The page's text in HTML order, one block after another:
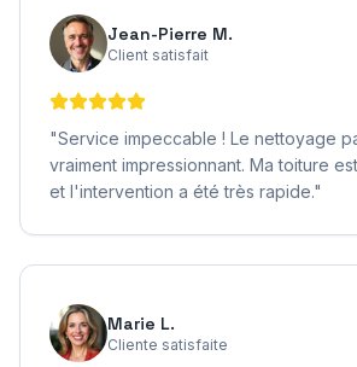
Jean-Pierre M.
Client satisfait
"Service impeccable ! Le nettoyage
vraiment impressionnant. Ma toiture
et l'intervention a été très rapide."
Marie L.
Cliente satisfaite